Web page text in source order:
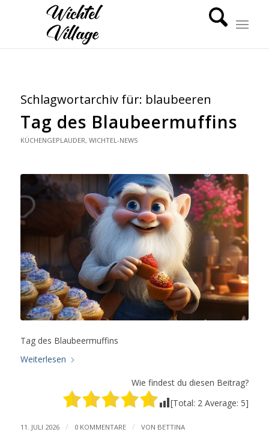
Schlagwortarchiv für: blaubeeren
Tag des Blaubeermuffins
KÜCHENGEPLAUDER, WICHTEL-NEWS
Tag des Blaubeermuffins
Weiterlesen
Wie findest du diesen Beitrag?
[Total: 2 Average: 5]
11. JULI 2026 / 0 KOMMENTARE / VON BETTINA